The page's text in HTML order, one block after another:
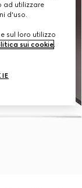
ad utilizzare
d'uso.
sul loro utilizzo
sui cookie.